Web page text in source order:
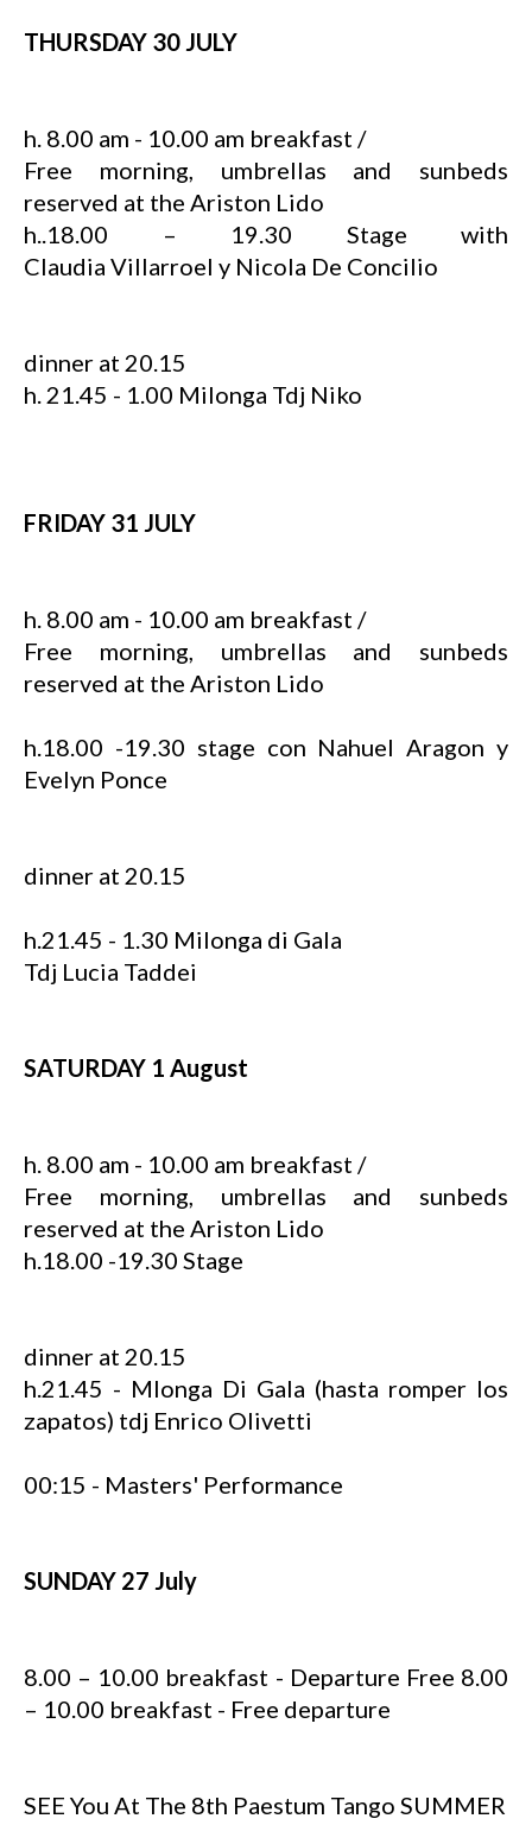
THURSDAY 30 JULY
h. 8.00 am - 10.00 am breakfast /
Free morning, umbrellas and sunbeds
reserved at the Ariston Lido
h..18.00 – 19.30 Stage with
Claudia Villarroel y Nicola De Concilio
dinner at 20.15
h. 21.45 - 1.00 Milonga Tdj Niko
FRIDAY 31 JULY
h. 8.00 am - 10.00 am breakfast /
Free morning, umbrellas and sunbeds
reserved at the Ariston Lido
h.18.00 -19.30 stage con Nahuel Aragon y
Evelyn Ponce
dinner at 20.15
h.21.45 - 1.30 Milonga di Gala
Tdj Lucia Taddei
SATURDAY 1 August
h. 8.00 am - 10.00 am breakfast /
Free morning, umbrellas and sunbeds
reserved at the Ariston Lido
h.18.00 -19.30 Stage
dinner at 20.15
h.21.45 - Mlonga Di Gala (hasta romper los
zapatos) tdj Enrico Olivetti
00:15 - Masters' Performance
SUNDAY 27 July
8.00 – 10.00 breakfast - Departure Free 8.00
– 10.00 breakfast - Free departure
SEE You At The 8th Paestum Tango SUMMER